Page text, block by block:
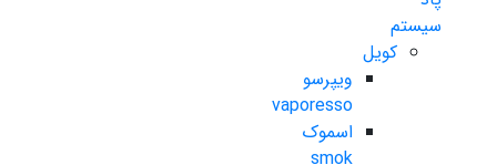
سیستم
کویل
ویپرسو
vaporesso
اسموک
smok